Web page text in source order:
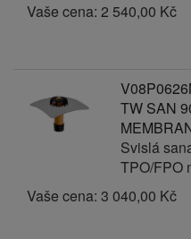
Vaše cena: 2 540,00 Kč
TW SAN
Svislá
TPO/FPO
Vaše cena: 3 040,00 Kč